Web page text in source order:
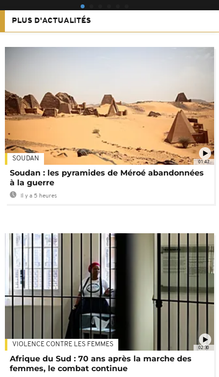
PLUS D'ACTUALITÉS
01:47
SOUDAN
Soudan : les pyramides de Méroé abandonnées
à la guerre
Il y a 5 heures
02:30
VIOLENCE CONTRE LES FEMMES
Afrique du Sud : 70 ans après la marche des
femmes, le combat continue